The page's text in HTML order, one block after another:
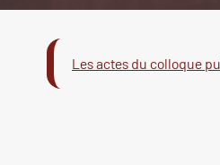
Les actes du colloque